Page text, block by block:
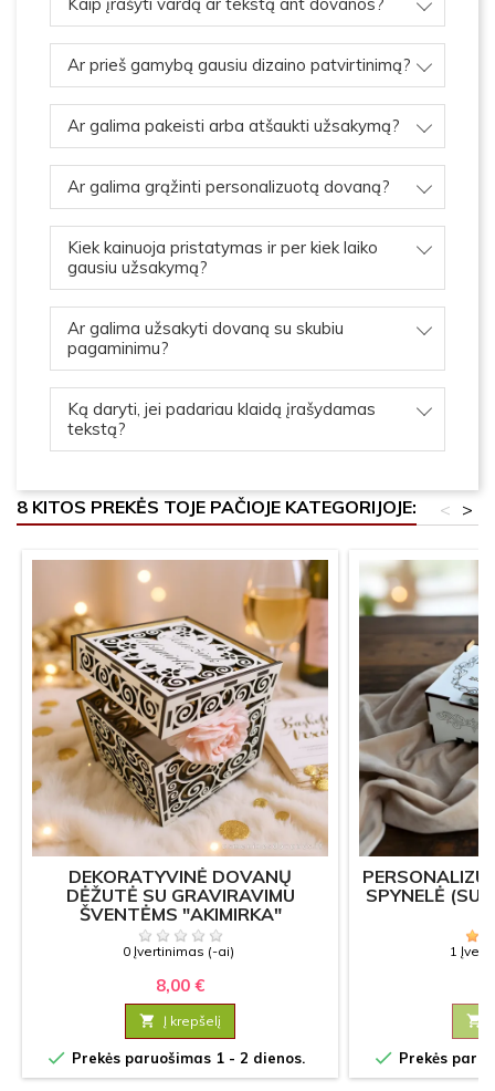
Ar prieš gamybą gausiu dizaino patvirtinimą?
Ar galima pakeisti arba atšaukti užsakymą?
Ar galima grąžinti personalizuotą dovaną?
Kiek kainuoja pristatymas ir per kiek laiko
gausiu užsakymą?
Ar galima užsakyti dovaną su skubiu
pagaminimu?
Ką daryti, jei padariau klaidą įrašydamas
tekstą?
8 KITOS PREKĖS TOJE PAČIOJE KATEGORIJOJE: >
<
DEKORATYVINĖ DOVANŲ
DĖŽUTĖ SU GRAVIRAVIMU
ŠVENTĖMS "AKIMIRKA"
0 Įvertinimas (-ai)
8,00 €
 Į krepšelį
 Prekės paruošimas 1 - 2 dienos.
SPYNELĖ (SU
1

 Prekės